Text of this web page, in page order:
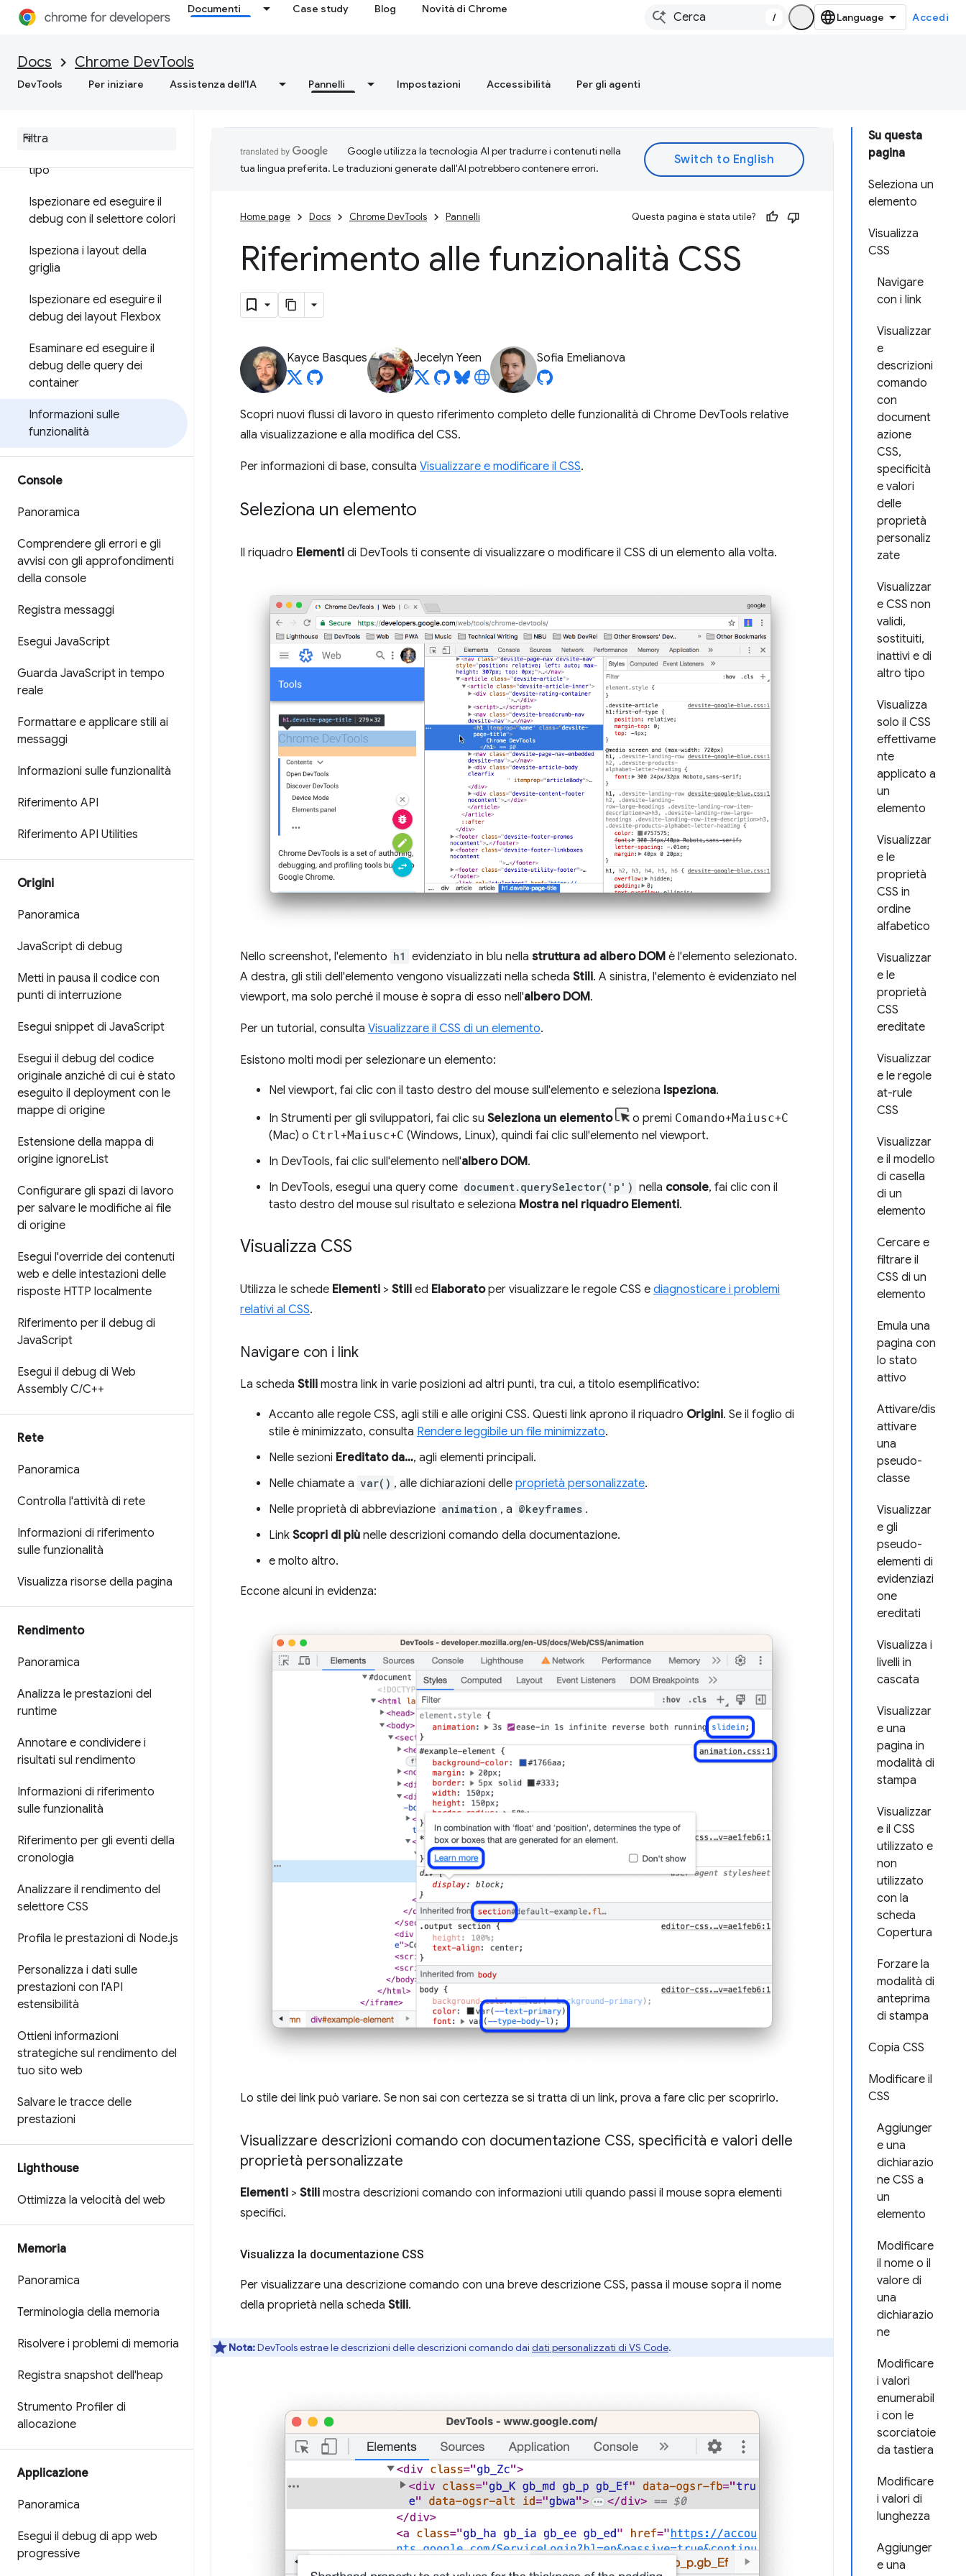
Documenti Case study Blog Novità di Chrome
/ Accedi
Docs Chrome DevTools
DevTools Per iniziare Assistenza dell'IA Pannelli Impostazioni Accessibilità Per gli agenti
DOM (DOM)
CSS
Visualizzare e modificare i
Trovare CSS non validi
tipo
Ispezionare ed eseguire il
debug con il selettore colori
Ispeziona i layout della
griglia
Ispezionare ed eseguire il
debug dei layout Flexbox
Esaminare ed eseguire il
debug delle query dei
container
Informazioni sulle
funzionalità
Console
Panoramica
Comprendere gli errori e gli
avvisi con gli approfondimenti
della console
Registra messaggi
Esegui JavaScript
Guarda JavaScript in tempo
reale
Formattare e applicare stili ai
messaggi
Informazioni sulle funzionalità
Riferimento API
Riferimento API Utilities
Origini
Panoramica
JavaScript di debug
Metti in pausa il codice con
punti di interruzione
Esegui snippet di JavaScript
Esegui il debug del codice
originale anziché di cui è stato
eseguito il deployment con le
mappe di origine
Estensione della mappa di
origine ignoreList
Configurare gli spazi di lavoro
per salvare le modifiche ai file
di origine
Esegui l'override dei contenuti
web e delle intestazioni delle
risposte HTTP localmente
Riferimento per il debug di
JavaScript
Esegui il debug di Web
Assembly C/C++
Rete
Panoramica
Controlla l'attività di rete
Informazioni di riferimento
sulle funzionalità
Visualizza risorse della pagina
Rendimento
Panoramica
Analizza le prestazioni del
runtime
Annotare e condividere i
risultati sul rendimento
Informazioni di riferimento
sulle funzionalità
Riferimento per gli eventi della
cronologia
Analizzare il rendimento del
selettore CSS
Profila le prestazioni di Node.js
Personalizza i dati sulle
prestazioni con l'API
estensibilità
Ottieni informazioni
strategiche sul rendimento del
tuo sito web
Salvare le tracce delle
prestazioni
Lighthouse
Ottimizza la velocità del web
Memoria
Panoramica
Terminologia della memoria
Risolvere i problemi di memoria
Registra snapshot dell'heap
Strumento Profiler di
allocazione
Applicazione
Panoramica
Esegui il debug di app web
progressive
Su questa
pagina
Seleziona un
elemento
Visualizza
CSS
Navigare
con i link
Visualizzar
e
descrizioni
comando
con
document
azione
CSS,
specificità
e valori
delle
proprietà
personaliz
zate
Visualizzar
e CSS non
validi,
sostituiti,
inattivi e di
altro tipo
Visualizza
solo il CSS
effettivame
nte
applicato a
un
elemento
Visualizzar
e le
proprietà
CSS in
ordine
alfabetico
Visualizzar
e le
proprietà
CSS
ereditate
Visualizzar
e le regole
at-rule
CSS
Visualizzar
e il modello
di casella
di un
elemento
Cercare e
filtrare il
CSS di un
elemento
Emula una
pagina con
lo stato
attivo
Attivare/dis
attivare
una
pseudo-
classe
Visualizzar
e gli
pseudo-
elementi di
evidenziazi
one
ereditati
Visualizza i
livelli in
cascata
Visualizzar
e una
pagina in
modalità di
stampa
Visualizzar
e il CSS
utilizzato e
non
utilizzato
con la
scheda
Copertura
Forzare la
modalità di
anteprima
di stampa
Copia CSS
Modificare il
CSS
Aggiunger
e una
dichiarazio
ne CSS a
un
elemento
Modificare
il nome o il
valore di
una
dichiarazio
ne
Modificare
i valori
enumerabil
i con le
scorciatoie
da tastiera
Modificare
i valori di
lunghezza
Aggiunger
e una
Google utilizza la tecnologia AI per tradurre i contenuti nella
tua lingua preferita. Le traduzioni generate dall'AI potrebbero contenere errori.
Home page Docs Chrome DevTools Pannelli Questa pagina è stata utile?
Riferimento alle funzionalità CSS
Kayce Basques Jecelyn Yeen Sofia Emelianova
Scopri nuovi flussi di lavoro in questo riferimento completo delle funzionalità di Chrome DevTools relative
alla visualizzazione e alla modifica del CSS.
Per informazioni di base, consulta Visualizzare e modificare il CSS.
Seleziona un elemento
Il riquadro Elementi di DevTools ti consente di visualizzare o modificare il CSS di un elemento alla volta.
Nello screenshot, l'elemento h1 evidenziato in blu nella struttura ad albero DOM è l'elemento selezionato.
A destra, gli stili dell'elemento vengono visualizzati nella scheda Stili. A sinistra, l'elemento è evidenziato nel
viewport, ma solo perché il mouse è sopra di esso nell'albero DOM.
Per un tutorial, consulta Visualizzare il CSS di un elemento.
Esistono molti modi per selezionare un elemento:
Nel viewport, fai clic con il tasto destro del mouse sull'elemento e seleziona Ispeziona.
In Strumenti per gli sviluppatori, fai clic su Seleziona un elemento o premi Comando+Maiusc+C
(Mac) o Ctrl+Maiusc+C (Windows, Linux), quindi fai clic sull'elemento nel viewport.
In DevTools, fai clic sull'elemento nell'albero DOM.
In DevTools, esegui una query come document.querySelector('p') nella console, fai clic con il
tasto destro del mouse sul risultato e seleziona Mostra nel riquadro Elementi.
Visualizza CSS
Utilizza le schede Elementi > Stili ed Elaboratoper visualizzare le regole CSS e diagnosticare i problemi
relativi al CSS.
Navigare con i link
La scheda Stili mostra link in varie posizioni ad altri punti, tra cui, a titolo esemplificativo:
Accanto alle regole CSS, agli stili e alle origini CSS. Questi link aprono il riquadro Origini. Se il foglio di
stile è minimizzato, consulta Rendere leggibile un file minimizzato.
Nelle sezioni Ereditato da…, agli elementi principali.
Nelle chiamate a var() , alle dichiarazioni delle proprietà personalizzate.
Nelle proprietà di abbreviazione animation , a @keyframes .
Link Scopri di più nelle descrizioni comando della documentazione.
e molto altro.
Eccone alcuni in evidenza:
Lo stile dei link può variare. Se non sai con certezza se si tratta di un link, prova a fare clic per scoprirlo.
Visualizzare descrizioni comando con documentazione CSS, specificità e valori delle
proprietà personalizzate
Elementi > Stili mostra descrizioni comando con informazioni utili quando passi il mouse sopra elementi
specifici.
Visualizza la documentazione CSS
Per visualizzare una descrizione comando con una breve descrizione CSS, passa il mouse sopra il nome
della proprietà nella scheda Stili.
Nota:DevTools estrae le descrizioni delle descrizioni comando dai dati personalizzati di VS Code.